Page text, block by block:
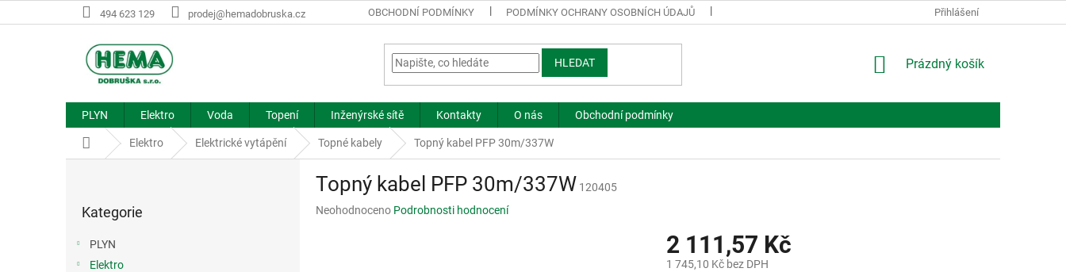
na
494 623 129 prodej@hemadobruska.cz OBCHODNÍ PODMÍNKY PODMÍNKY OCHRANY OSOBNÍCH ÚDAJŮ Přihlášení
HLEDAT
NÁKUPNÍ
Prázdný košík
PLYN Elektro Voda Topení Inženýrské sítě Kontakty O nás Obchodní podmínky
Domů Elektro Elektrické vytápění Topné kabely Topný kabel PFP 30m/337W
kategorie
Kategorie
PLYN
Elektro
Topný kabel PFP 30m/337W 120405
Průměrné
Neohodnoceno Podrobnosti hodnocení
2 111,57 Kč
1 745,10 Kč bez DPH